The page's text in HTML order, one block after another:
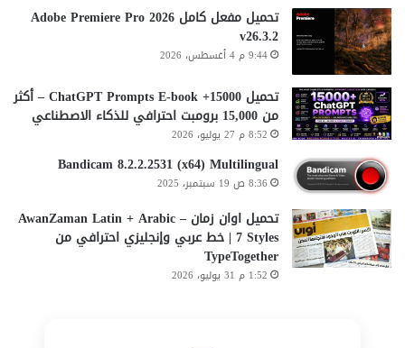
تحميل مفعل كامل Adobe Premiere Pro 2026
v26.3.2
9:44 م 4 أغسطس، 2026
تحميل 15000+ ChatGPT Prompts E-book – أكثر
من 15,000 برومبت احترافي للذكاء الاصطناعي
8:52 م 27 يوليو، 2026
Bandicam 8.2.2.2531 (x64) Multilingual
8:36 ص 19 سبتمبر، 2025
تحميل اوان زمان AwanZaman Latin + Arabic –
7 Styles | خط عربي وإنجليزي احترافي من
TypeTogether
1:52 م 31 يوليو، 2026